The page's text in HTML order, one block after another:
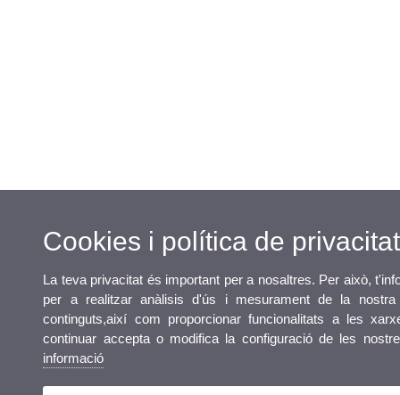
Cookies i política de privacitat
La teva privacitat és important per a nosaltres. Per això,
per a realitzar anàlisis d'ús i mesurament de la
continguts,així com proporcionar funcionalitats a les
continuar accepta o modifica la configuració de les
informació